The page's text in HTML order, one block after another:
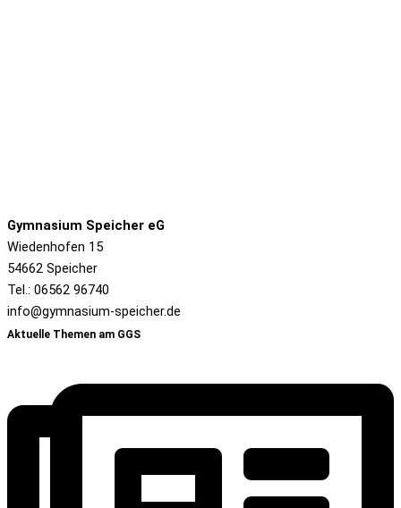
Gymnasium Speicher eG
Wiedenhofen 15
54662 Speicher
Tel.: 06562 96740
info@gymnasium-speicher.de
Aktuelle Themen am GGS